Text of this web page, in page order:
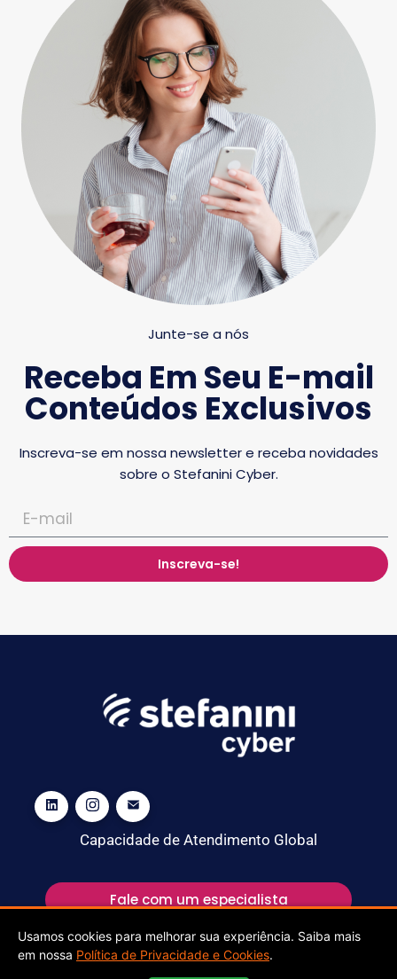
Junte-se a nós
Receba Em Seu E-mail
Conteúdos Exclusivos
Inscreva-se em nossa newsletter e receba novidades
sobre o Stefanini Cyber.
Inscreva-se!
Capacidade de Atendimento Global
Fale com um especialista
Usamos cookies para melhorar sua experiência. Saiba mais
em nossa Política de Privacidade e Cookies.